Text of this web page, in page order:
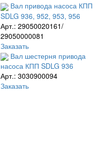
Вал привода насоса КПП
SDLG 936, 952, 953, 956
Арт.: 29050020161/
29050000081
Заказать
Вал шестерня привода
насоса КПП SDLG 936
Арт.: 3030900094
Заказать